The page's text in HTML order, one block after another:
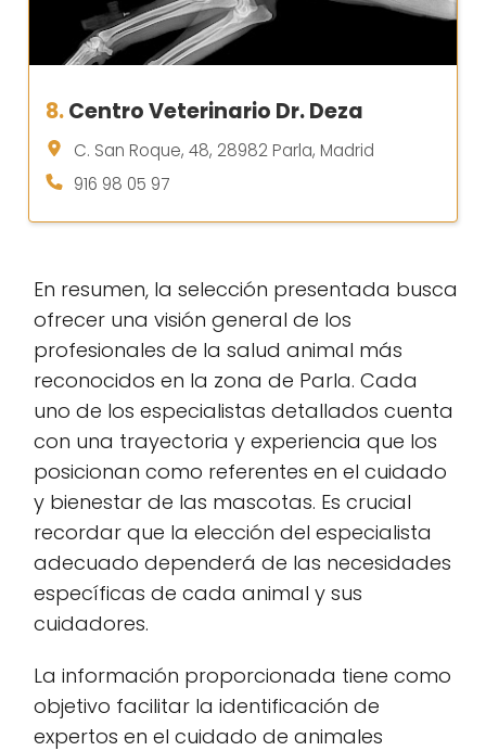
8.Centro Veterinario Dr. Deza
C. San Roque, 48, 28982 Parla, Madrid
916 98 05 97
En resumen, la selección presentada busca
ofrecer una visión general de los
profesionales de la salud animal más
reconocidos en la zona de Parla. Cada
uno de los especialistas detallados cuenta
con una trayectoria y experiencia que los
posicionan como referentes en el cuidado
y bienestar de las mascotas. Es crucial
recordar que la elección del especialista
adecuado dependerá de las necesidades
específicas de cada animal y sus
cuidadores.
La información proporcionada tiene como
objetivo facilitar la identificación de
expertos en el cuidado de animales